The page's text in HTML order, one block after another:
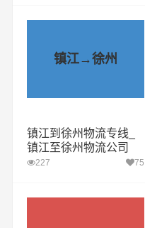
镇江→徐州
镇江到徐州物流专线_
镇江至徐州物流公司
227 75